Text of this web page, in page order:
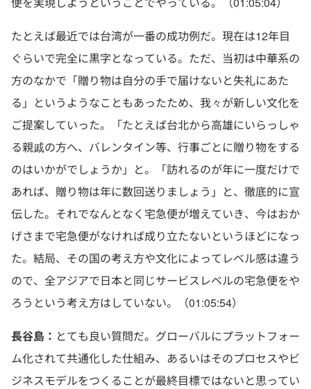
たとえば最近では台湾が一番の成功例だ。現在は12年目
ぐらいで完全に黒字となっている。ただ、当初は中華系の
方のなかで「贈り物は自分の手で届けないと失礼にあた
る」というようなこともあったため、我々が新しい文化を
ご提案していった。「たとえば台北から高雄にいらっしゃ
る親戚の方へ、バレンタイン等、行事ごとに贈り物をする
のはいかがでしょうか」と。「訪れるのが年に一度だけで
あれば、贈り物は年に数回送りましょう」と、徹底的に宣
伝した。それでなんとなく宅急便が増えていき、今はおか
げさまで宅急便がなければ成り立たないというほどになっ
た。結局、その国の考え方や文化によってレベル感は違う
ので、全アジアで日本と同じサービスレベルの宅急便をや
ろうという考え方はしていない。（01:05:54）
長谷島： とても良い質問だ。グローバルにプラットフォー
ム化されて共通化した仕組み、あるいはそのプロセスやビ
ジネスモデルをつくることが最終目標ではないと思ってい